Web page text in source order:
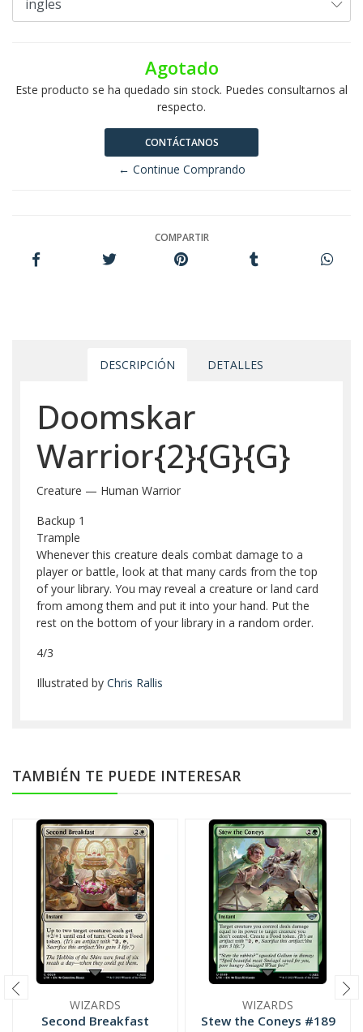
Agotado
Este producto se ha quedado sin stock. Puedes consultarnos al
respecto.
CONTÁCTANOS
← Continue Comprando
COMPARTIR
DESCRIPCIÓN DETALLES
Doomskar
Warrior{2}{G}{G}
Creature — Human Warrior
Backup 1
Trample
Whenever this creature deals combat damage to a
player or battle, look at that many cards from the top
of your library. You may reveal a creature or land card
from among them and put it into your hand. Put the
rest on the bottom of your library in a random order.
4/3
Illustrated by Chris Rallis
TAMBIÉN TE PUEDE INTERESAR
WIZARDS
Second Breakfast
WIZARDS
Stew the Coneys #189